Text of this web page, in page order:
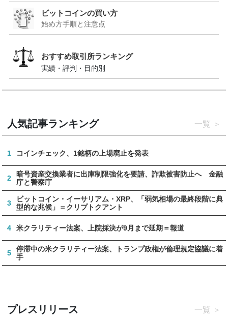
ビットコインの買い方
始め方手順と注意点
おすすめ取引所ランキング
実績・評判・目的別
人気記事ランキング 一覧
1 コインチェック、1銘柄の上場廃止を発表
2
暗号資産交換業者に出庫制限強化を要請、詐欺被害防止へ 金融
庁と警察庁
3
ビットコイン・イーサリアム・XRP、「弱気相場の最終段階に典
型的な兆候」＝クリプトクアント
4 米クラリティー法案、上院採決が9月まで延期＝報道
5
停滞中の米クラリティー法案、トランプ政権が倫理規定協議に着
手
プレスリリース 一覧